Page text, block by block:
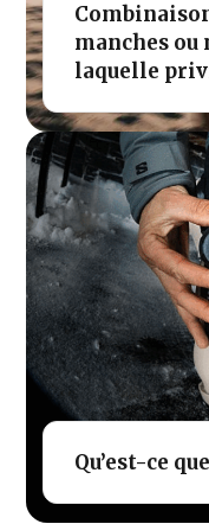
manches ou
laquelle
Qu’est-ce